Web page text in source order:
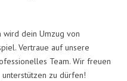
wird dein Umzug von
Vertraue auf unsere
Team. Wir freuen
zu dürfen!